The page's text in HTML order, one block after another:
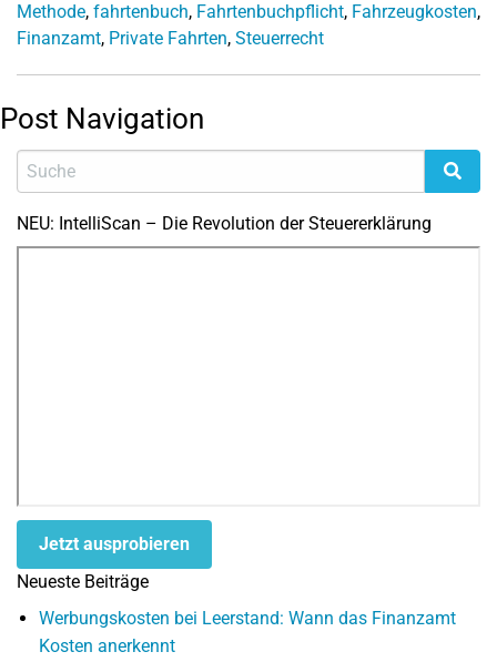
Methode, fahrtenbuch, Fahrtenbuchpflicht, Fahrzeugkosten,
Finanzamt, Private Fahrten, Steuerrecht
Post Navigation
NEU: IntelliScan – Die Revolution der Steuererklärung
Jetzt ausprobieren
Neueste Beiträge
Werbungskosten bei Leerstand: Wann das Finanzamt
Kosten anerkennt